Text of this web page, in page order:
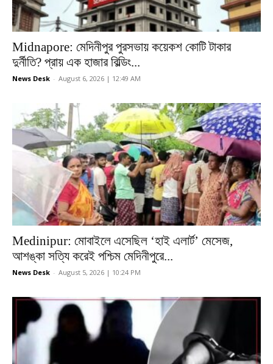
Midnapore: মেদিনীপুর পুরসভায় কয়েকশ কোটি টাকার
দুর্নীতি? প্রায় এক হাজার বিল্ডিং...
News Desk - August 6, 2026 | 12:49 AM
Medinipur: মোবাইলে এসেছিল ‘হাই এলার্ট’ মেসেজ,
আশঙ্কা সত্যি করেই পশ্চিম মেদিনীপুরে...
News Desk - August 5, 2026 | 10:24 PM